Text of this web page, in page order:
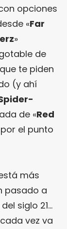
opciones
«Far
»
de
te piden
(y ahí
de «Red
el punto
más
pasado a
siglo 21…
vez va